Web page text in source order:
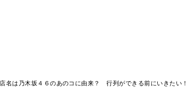
店名は乃木坂４６のあのコに由来？ 行列ができる前にいきたい